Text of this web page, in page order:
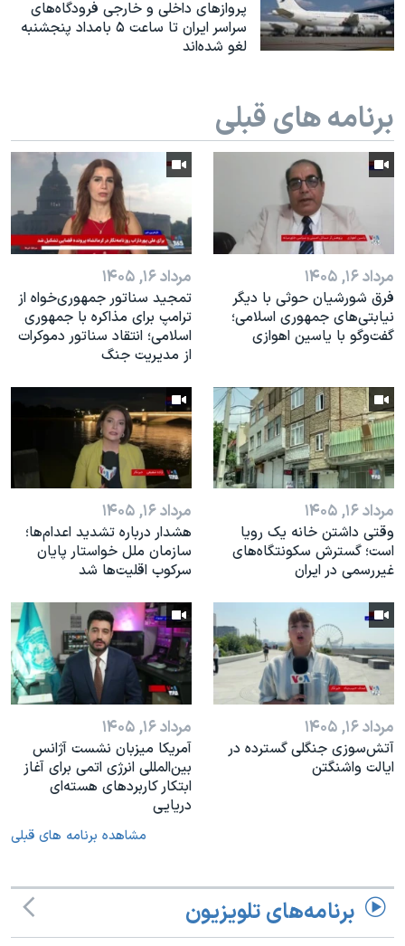
نرگس محمدی برنده جایزه نوبل صلح
سفر پرزیدنت ترامپ به چین
پرواز‌های داخلی و خارجی فرودگاه‌های
سراسر ایران تا ساعت ۵ بامداد پنجشنبه
لغو شده‌اند
برنامه های قبلی
مرداد ۱۶, ۱۴۰۵
فرق شورشیان حوثی با دیگر
نیابتی‌های جمهوری اسلامی؛
گفت‌وگو با یاسین اهوازی
مرداد ۱۶, ۱۴۰۵
تمجید سناتور جمهوری‌خواه از
ترامپ برای مذاکره با جمهوری
اسلامی؛ انتقاد سناتور دموکرات
از مدیریت جنگ
مرداد ۱۶, ۱۴۰۵
وقتی داشتن خانه یک رویا
است؛ گسترش سکونتگاه‌های
غیررسمی در ایران
مرداد ۱۶, ۱۴۰۵
هشدار درباره تشدید اعدام‌ها؛
سازمان ملل خواستار پایان
سرکوب اقلیت‌ها شد
مرداد ۱۶, ۱۴۰۵
آتش‌سوزی جنگلی گسترده در
ایالت واشنگتن
مرداد ۱۶, ۱۴۰۵
آمریکا میزبان نشست آژانس
بین‌المللی انرژی اتمی برای آغاز
ابتکار کاربردهای هسته‌ای
دریایی
مشاهده برنامه های قبلی
برنامه‌های تلویزیون